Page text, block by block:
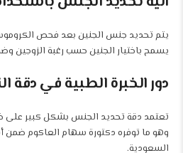
يتم تحديد جنس الجنين بعد فحص
يسمح باختيار الجنين حسب رغبة الزوجين
دور الخبرة الطبية في دقة
تعتمد دقة تحديد الجنس بشكل كبير على
وهو ما توفره دكتورة سهام العاكوم
السعودية.